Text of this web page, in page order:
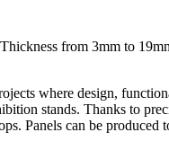
from 3mm to
where design,
stands. Thanks to
Panels can be